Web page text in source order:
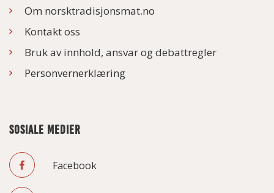
Om norsktradisjonsmat.no
Kontakt oss
Bruk av innhold, ansvar og debattregler
Personvernerklæring
SOSIALE MEDIER
Facebook